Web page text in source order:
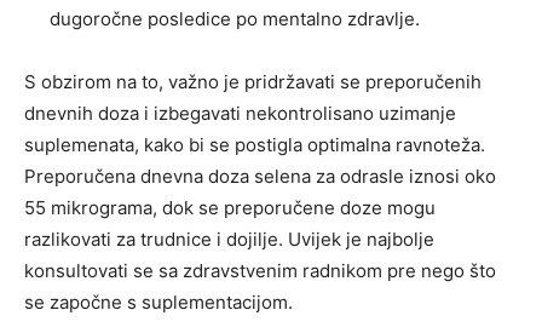
dugoročne posledice po mentalno zdravlje.
S obzirom na to, važno je pridržavati se preporučenih
dnevnih doza i izbegavati nekontrolisano uzimanje
suplemenata, kako bi se postigla optimalna ravnoteža.
Preporučena dnevna doza selena za odrasle iznosi oko
55 mikrograma, dok se preporučene doze mogu
razlikovati za trudnice i dojilje. Uvijek je najbolje
konsultovati se sa zdravstvenim radnikom pre nego što
se započne s suplementacijom.